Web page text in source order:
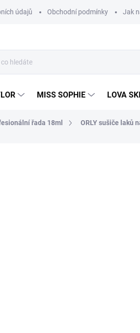
údajů Obchodní podmínky Jak
MISS SOPHIE LOVA
řada 18ml ORLY sušiče laků